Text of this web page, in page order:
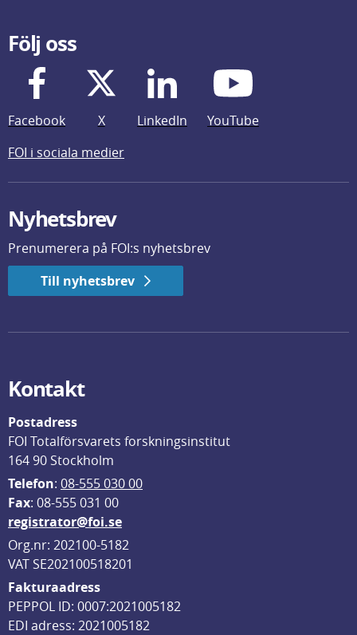
Följ oss
Facebook X LinkedIn
YouTube
FOI i sociala medier
Nyhetsbrev
Prenumerera på FOI:s nyhetsbrev
Till nyhetsbrev
Kontakt
Postadress
FOI Totalförsvarets forskningsinstitut
164 90 Stockholm
Telefon: 08-555 030 00
Fax: 08-555 031 00
registrator@foi.se
Org.nr: 202100-5182
VAT SE202100518201
Fakturaadress
PEPPOL ID: 0007:2021005182
EDI adress: 2021005182